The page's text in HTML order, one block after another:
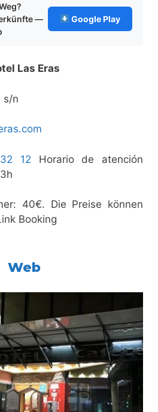
—
Google Play
Las Eras
s/n
12 Horario de atención
40€. Die Preise können
Booking
Web